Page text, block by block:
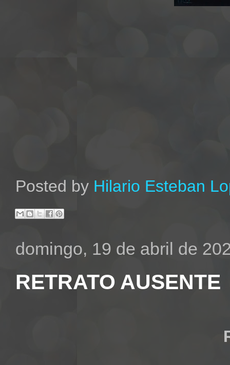
Posted by Hilario Esteban
domingo, 19 de abril de
RETRATO AUSENTE